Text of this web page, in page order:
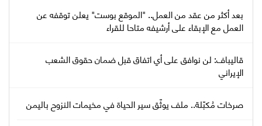
بعد أكثر من عقد من العمل.. "الموقع بوست" يعلن توقفه عن
العمل مع الإبقاء على أرشيفه متاحا للقراء
قاليباف: لن نوافق على أي اتفاق قبل ضمان حقوق الشعب
الإيراني
صرخات مُكبّلة.. ملف يوثّق سير الحياة في مخيمات النزوح باليمن